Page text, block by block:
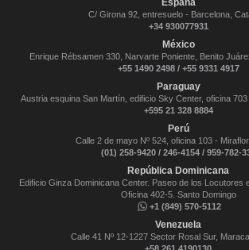
España
C/ Girona 92, entresuelo - Barcelona,
+34 930077931
México
Enrique Rébsamen 330, Narvarte Poniente, Benito
+55 1490 2498 / +55 9331 4917
Paraguay
Austria esquina San Martín, edificio Sky Center, oficina
+595 21 328 8884
Perú
Calle 2 de mayo Nº 524, oficina 103 -
(01) 258-9420 / 246-4154 / 959-782-
República Dominicana
Edificio Ginza Dominicana Center. Paseo de los Locutores
Oficina 402-5. Santo Domingo
+1 (849) 570-5112
Venezuela
Calle 41 Nº 12-1227 Sector Rosal Sur,